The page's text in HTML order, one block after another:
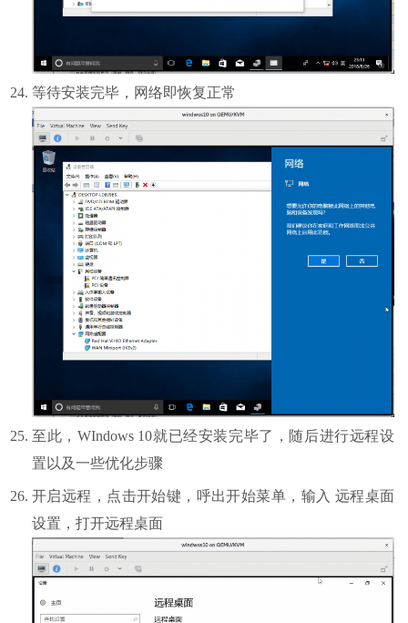
等待安装完毕，网络即恢复正常
至此，WIndows 10就已经安装完毕了，随后进行远程设
置以及一些优化步骤
开启远程，点击开始键，呼出开始菜单，输入 远程桌面
设置，打开远程桌面